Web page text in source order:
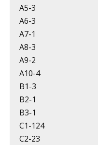
А5-3
А6-3
А7-1
А8-3
А9-2
А10-4
В1-3
В2-1
В3-1
С1-124
С2-23